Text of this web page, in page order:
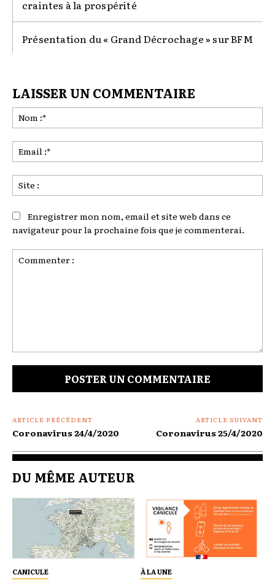
craintes à la prospérité
Présentation du « Grand Décrochage » sur BFM
LAISSER UN COMMENTAIRE
:*
:*
:
Enregistrer mon nom, email et site web dans ce
navigateur pour la prochaine fois que je commenterai.
ARTICLE PRÉCÉDENT
Coronavirus 24/4/2020
ARTICLE SUIVANT
Coronavirus 25/4/2020
DU MÊME AUTEUR
CANICULE À LA UNE